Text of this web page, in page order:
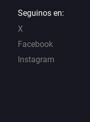
Seguinos en:
X
Facebook
Instagram